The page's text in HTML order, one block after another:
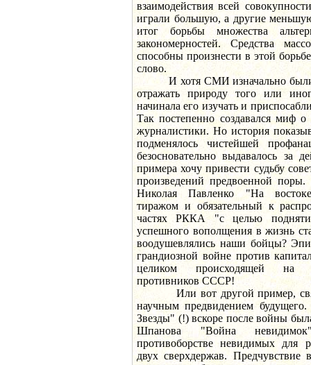
взаимодействия всей
играли большую, а другие
итог борьбы множества
закономерностей. Cредства
способны произнести в этой
слово.
И хотя CМИ изначально были
отражать природу того или
начинала его изучать и
Так постепенно создавался миф
журналистики. Но история
подменялось чистейшей
безосновательно выдавалось за
примера хочу привести судьбу
произведений предвоенной
Николая Павленко "На
тиражом и обязательный к
частях РККА "с целью
успешного вополщения в жизнь
воодушевлялись наши бойцы?
грандиозной войне против
целиком происходящей на
противников СССР!
Или вот другой пример,
научным предвидением
Звезды" (!) вскоре после войны
Шпанова "Война
противоборстве невидимых для
двух сверхдержав. Предчувствие